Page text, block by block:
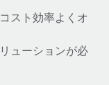
給できるようにす
、改良点をリリー
スト効率よくオ
ューションが必